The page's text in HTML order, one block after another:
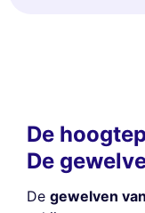
De
De
De gewelven